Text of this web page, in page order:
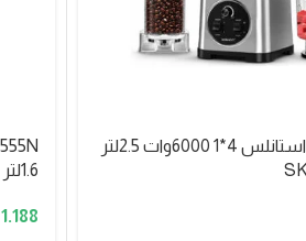
خلاط سوكاني استانلس 4*1 6000وات 2.5لتر
1.6لتر
1.188